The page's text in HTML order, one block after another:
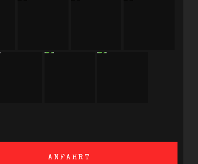
ANFAHRT